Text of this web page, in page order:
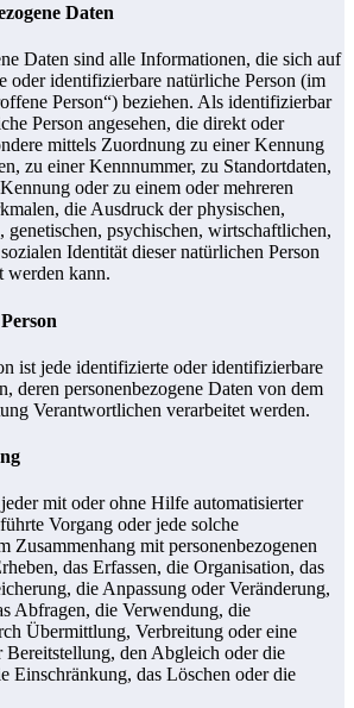
Daten
Daten sind alle Informationen, die sich auf
oder identifizierbare natürliche Person (im
Person“) beziehen. Als identifizierbar
Person angesehen, die direkt oder
mittels Zuordnung zu einer Kennung
zu einer Kennnummer, zu Standortdaten,
oder zu einem oder mehreren
die Ausdruck der physischen,
genetischen, psychischen, wirtschaftlichen,
Identität dieser natürlichen Person
werden kann.
ist jede identifizierte oder identifizierbare
deren personenbezogene Daten von dem
Verantwortlichen verarbeitet werden.
mit oder ohne Hilfe automatisierter
Vorgang oder jede solche
Zusammenhang mit personenbezogenen
das Erfassen, die Organisation, das
die Anpassung oder Veränderung,
Abfragen, die Verwendung, die
Übermittlung, Verbreitung oder eine
Bereitstellung, den Abgleich oder die
Einschränkung, das Löschen oder die